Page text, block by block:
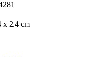
x 2.4 cm